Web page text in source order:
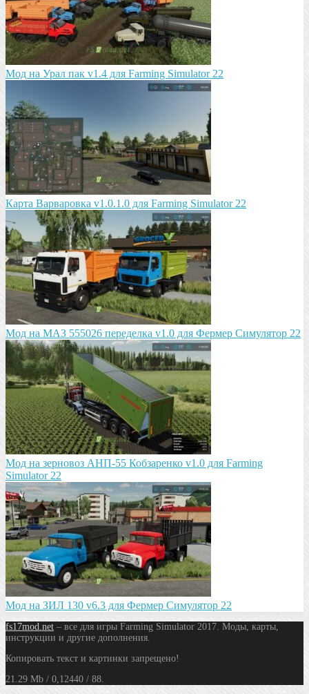
Мод на Урал пак v1.4 для Farming Simulator 22
Карта Варваровка v1.0.1.0 для Farming Simulator 22
Мод на МАЗ 555026 пeрeдeлка v1.0 для Фермер Симулятор 22
Мод на зeрновоз АНП-55 Кобзарeнко v1.0 для Farming
Simulator 22
Мод на ЗИЛ 130 v6.3 для Фермер Симулятор 22
fs17mod.net – все для игры Farming Simulator 2017. Моды, карты,
инструкции и другие дополнения.
Копировать текст и картинки запрещено!
21.29 Mb / 0,12440 / 88.